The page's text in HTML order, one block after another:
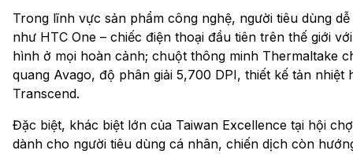
Trong lĩnh vực sản phẩm công nghệ, người tiêu dùng
như HTC One – chiếc điện thoại đầu tiên trên thế giới
hình ở mọi hoàn cảnh; chuột thông minh Thermaltake
quang Avago, độ phân giải 5,700 DPI, thiết kế tản
Transcend.
Đặc biệt, khác biệt lớn của Taiwan Excellence tại hội
dành cho người tiêu dùng cá nhân, chiến dịch còn